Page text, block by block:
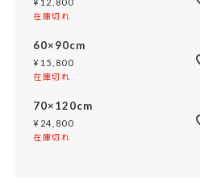
¥ 12,800
在庫切れ
60×90cm
¥ 15,800
在庫切れ
70×120cm
¥ 24,800
在庫切れ